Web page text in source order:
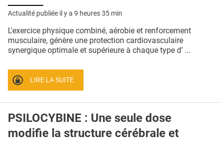
L'APP
PUBLICITÉ
CONTACT
Actualité publiée il y a 9 heures 35 min
L'exercice physique combiné, aérobie et renforcement
musculaire, génère une protection cardiovasculaire
synergique optimale et supérieure à chaque type d’ ...
LIRE LA SUITE
PSILOCYBINE : Une seule dose
modifie la structure cérébrale et